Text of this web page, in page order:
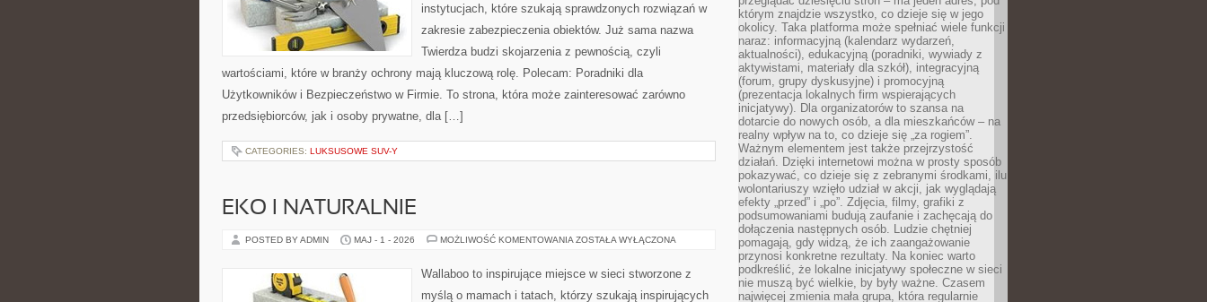
instytucjach, które szukają sprawdzonych rozwiązań w
zakresie zabezpieczenia obiektów. Już sama nazwa
Twierdza budzi skojarzenia z pewnością, czyli
wartościami, które w branży ochrony mają kluczową rolę. Polecam: Poradniki dla
Użytkowników i Bezpieczeństwo w Firmie. To strona, która może zainteresować zarówno
przedsiębiorców, jak i osoby prywatne, dla […]
CATEGORIES: LUKSUSOWE SUV-Y
EKO I NATURALNIE
POSTED BY ADMIN MAJ - 1 - 2026 MOŻLIWOŚĆ KOMENTOWANIA EKO
ZOSTAŁA WYŁĄCZONA
Wallaboo to inspirujące miejsce w sieci stworzone z
myślą o mamach i tatach, którzy szukają inspirujących
którym znajdzie wszystko, co dzieje się w jego
okolicy. Taka platforma może spełniać wiele funkcji
naraz: informacyjną (kalendarz wydarzeń,
aktualności), edukacyjną (poradniki, wywiady z
aktywistami, materiały dla szkół), integracyjną
(forum, grupy dyskusyjne) i promocyjną
(prezentacja lokalnych firm wspierających
inicjatywy). Dla organizatorów to szansa na
dotarcie do nowych osób, a dla mieszkańców – na
realny wpływ na to, co dzieje się „za rogiem”.
Ważnym elementem jest także przejrzystość
działań. Dzięki internetowi można w prosty sposób
pokazywać, co dzieje się z zebranymi środkami, ilu
wolontariuszy wzięło udział w akcji, jak wyglądają
efekty „przed” i „po”. Zdjęcia, filmy, grafiki z
podsumowaniami budują zaufanie i zachęcają do
dołączenia następnych osób. Ludzie chętniej
pomagają, gdy widzą, że ich zaangażowanie
przynosi konkretne rezultaty. Na koniec warto
podkreślić, że lokalne inicjatywy społeczne w sieci
nie muszą być wielkie, by były ważne. Czasem
najwięcej zmienia mała grupa, która regularnie